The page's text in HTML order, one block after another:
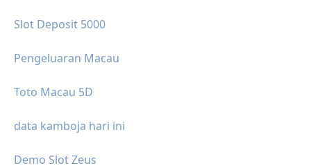
Slot Deposit 5000
Pengeluaran Macau
Toto Macau 5D
data kamboja hari ini
Demo Slot Zeus